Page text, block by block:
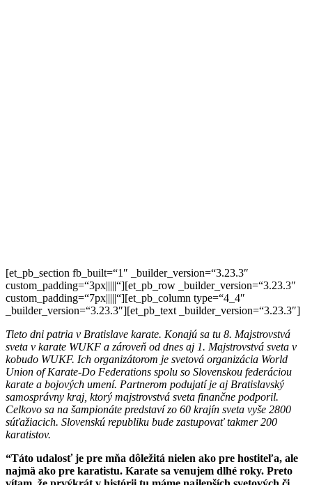
[et_pb_section fb_built=“1″ _builder_version=“3.23.3″
custom_padding=“3px|||||“][et_pb_row _builder_version=“3.23.3″
custom_padding=“7px|||||“][et_pb_column type=“4_4″
_builder_version=“3.23.3″][et_pb_text _builder_version=“3.23.3″]
Tieto dni patria v Bratislave karate. Konajú sa tu 8. Majstrovstvá
sveta v karate WUKF a zároveň od dnes aj 1. Majstrovstvá sveta v
kobudo WUKF. Ich organizátorom je svetová organizácia World
Union of Karate-Do Federations spolu so Slovenskou federáciou
karate a bojových umení. Partnerom podujatí je aj Bratislavský
samosprávny kraj, ktorý majstrovstvá sveta finančne podporil.
Celkovo sa na šampionáte predstaví zo 60 krajín sveta vyše 2800
súťažiacich. Slovenskú republiku bude zastupovať takmer 200
karatistov.
“Táto udalosť je pre mňa dôležitá nielen ako pre hostiteľa, ale
najmä ako pre karatistu. Karate sa venujem dlhé roky. Preto